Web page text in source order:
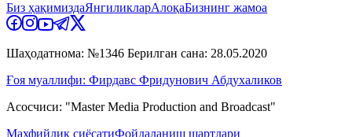
Биз ҳақимиздаЯнгиликларАлоқаБизнинг жамоа
Шаҳодатнома: №1346 Берилган сана: 28.05.2020
Ғоя муаллифи: Фирдавс Фридунович Абдухаликов
Асосчиси: "Master Media Production and Broadcast"
Махфийлик сиёсатиФойдаланиш шартлари